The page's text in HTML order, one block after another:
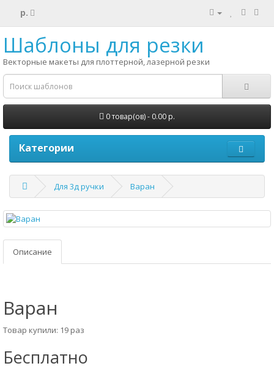
р.
Шаблоны для резки
Векторные макеты для плоттерной, лазерной резки
0 товар(ов) - 0.00 р.
Категории
Для 3д ручки Варан
Описание
Варан
Товар купили: 19 раз
Бесплатно